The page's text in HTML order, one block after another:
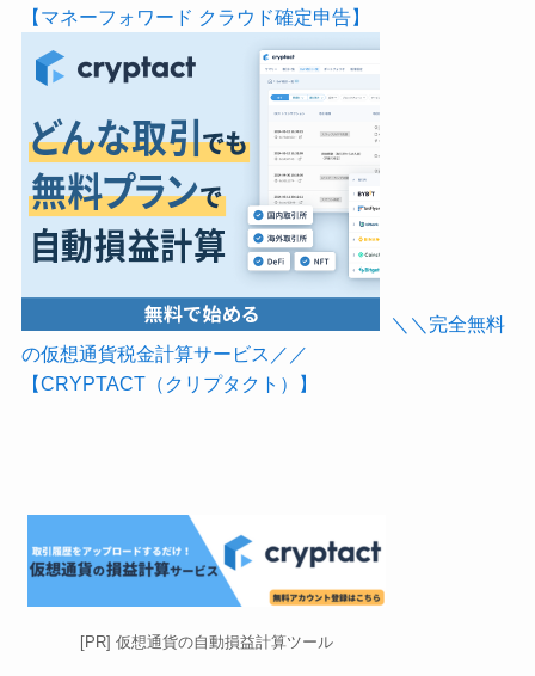
【マネーフォワード クラウド確定申告】
＼＼完全無料
の仮想通貨税金計算サービス／／
【CRYPTACT（クリプタクト）】
[PR] 仮想通貨の自動損益計算ツール